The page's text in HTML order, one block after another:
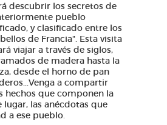
descubrir los secretos de
pueblo
y clasificado entre los
de Francia". Esta visita
viajar a través de siglos,
de madera hasta la
desde el horno de pan
a compartir
hechos que componen la
lugar, las anécdotas que
a ese pueblo.